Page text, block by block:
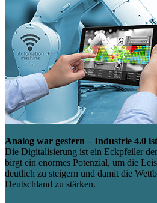
Analog war gestern – Industrie 4.0
Die Digitalisierung ist ein Eckpfeiler
birgt ein enormes Potenzial, um die
deutlich zu steigern und damit die
Deutschland zu stärken.